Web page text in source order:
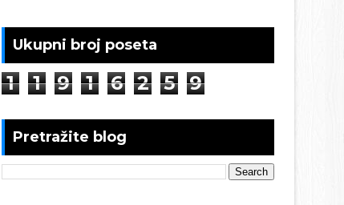
Ukupni broj poseta
1 1 9 1 6 2 5 9
Pretražite blog